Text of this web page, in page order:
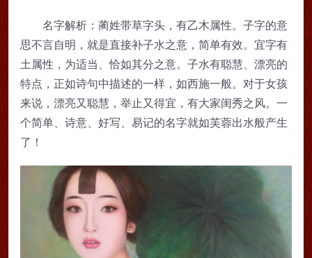
名字解析：蔺姓带草字头，有乙木属性。子字的意
思不言自明，就是直接补子水之意，简单有效。宜字有
土属性，为适当、恰如其分之意。子水有聪慧、漂亮的
特点，正如诗句中描述的一样，如西施一般。对于女孩
来说，漂亮又聪慧，举止又得宜，有大家闺秀之风。一
个简单、诗意、好写、易记的名字就如芙蓉出水般产生
了！